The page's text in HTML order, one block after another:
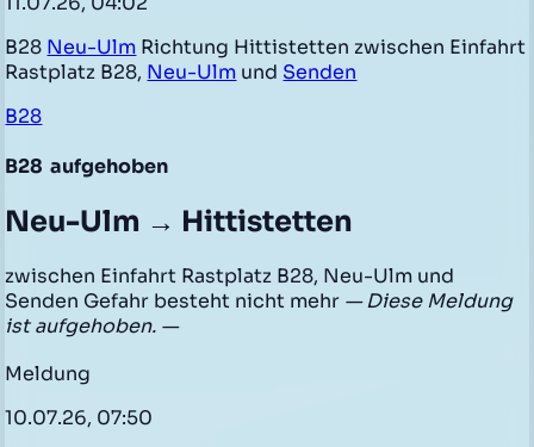
B28 Neu-Ulm Richtung Hittistetten zwischen Einfahrt
Rastplatz B28, Neu-Ulm und Senden
B28
B28 aufgehoben
Neu-Ulm → Hittistetten
zwischen Einfahrt Rastplatz B28, Neu-Ulm und
Senden Gefahr besteht nicht mehr — Diese Meldung
ist aufgehoben. —
Meldung
10.07.26, 07:50